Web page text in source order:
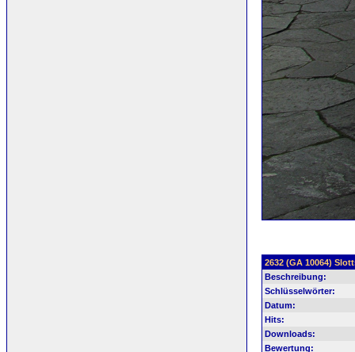
2632 (GA 10064)
Beschreibung:
Schlüsselwörter:
Datum:
Hits:
Downloads:
Bewertung: